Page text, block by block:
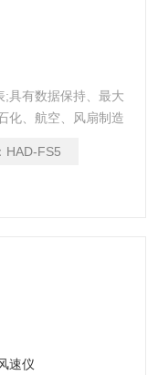
;具有数据保持、最大
化、航空、风扇制造
HAD-FS5